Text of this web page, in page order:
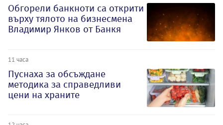
Обгорели банкноти са открити
върху тялото на бизнесмена
Владимир Янков от Банкя
11 часа
Пуснаха за обсъждане
методика за справедливи
цени на храните